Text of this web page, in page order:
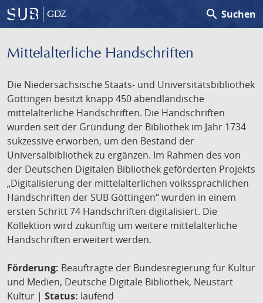
GDZ search Suchen
Mittelalterliche Handschriften
Die Niedersächsische Staats- und Universitätsbibliothek
Göttingen besitzt knapp 450 abendländische
mittelalterliche Handschriften. Die Handschriften
wurden seit der Gründung der Bibliothek im Jahr 1734
sukzessive erworben, um den Bestand der
Universalbibliothek zu ergänzen. Im Rahmen des von
der Deutschen Digitalen Bibliothek geförderten Projekts
„Digitalisierung der mittelalterlichen volkssprachlichen
Handschriften der SUB Göttingen“ wurden in einem
ersten Schritt 74 Handschriften digitalisiert. Die
Kollektion wird zukünftig um weitere mittelalterliche
Handschriften erweitert werden.
Förderung: Beauftragte der Bundesregierung für Kultur
und Medien, Deutsche Digitale Bibliothek, Neustart
Kultur | Status: laufend